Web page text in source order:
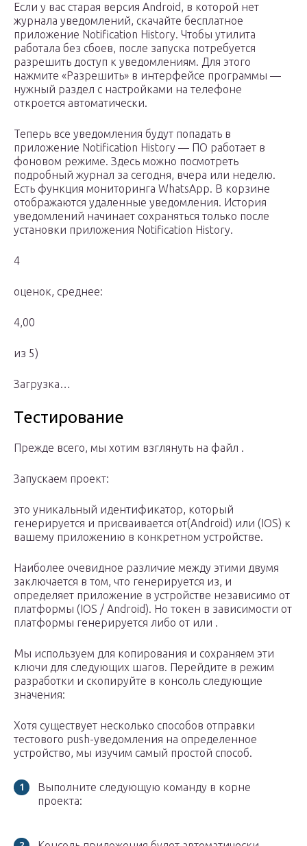
Если у вас старая версия Android, в которой нет
журнала уведомлений, скачайте бесплатное
приложение Notification History. Чтобы утилита
работала без сбоев, после запуска потребуется
разрешить доступ к уведомлениям. Для этого
нажмите «Разрешить» в интерфейсе программы —
нужный раздел с настройками на телефоне
откроется автоматически.
Теперь все уведомления будут попадать в
приложение Notification History — ПО работает в
фоновом режиме. Здесь можно посмотреть
подробный журнал за сегодня, вчера или неделю.
Есть функция мониторинга WhatsApp. В корзине
отображаются удаленные уведомления. История
уведомлений начинает сохраняться только после
установки приложения Notification History.
4
оценок, среднее:
4,00
из 5)
Загрузка…
Тестирование
Прежде всего, мы хотим взглянуть на файл .
Запускаем проект:
это уникальный идентификатор, который
генерируется и присваивается от(Android) или (IOS) к
вашему приложению в конкретном устройстве.
Наиболее очевидное различие между этими двумя
заключается в том, что генерируется из, и
определяет приложение в устройстве независимо от
платформы (IOS / Android). Но токен в зависимости от
платформы генерируется либо от или .
Мы используем для копирования и сохраняем эти
ключи для следующих шагов. Перейдите в режим
разработки и скопируйте в консоль следующие
значения:
Хотя существует несколько способов отправки
тестового push-уведомления на определенное
устройство, мы изучим самый простой способ.
Выполните следующую команду в корне
проекта: